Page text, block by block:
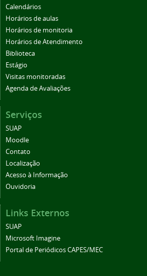
Calendários
Horários de aulas
Horários de monitoria
Horários de Atendimento
Biblioteca
Estágio
Visitas monitoradas
Agenda de Avaliações
Serviços
SUAP
Moodle
Contato
Localização
Acesso à Informação
Ouvidoria
Links Externos
SUAP
Microsoft Imagine
Portal de Periódicos CAPES/MEC